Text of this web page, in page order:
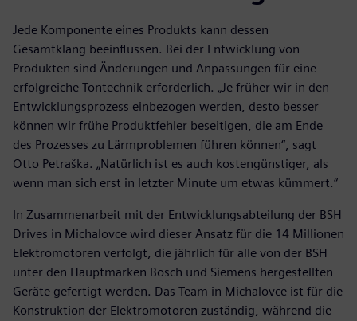
Jede Komponente eines Produkts kann dessen
Gesamtklang beeinflussen. Bei der Entwicklung von
Produkten sind Änderungen und Anpassungen für eine
erfolgreiche Tontechnik erforderlich. „Je früher wir in den
Entwicklungsprozess einbezogen werden, desto besser
können wir frühe Produktfehler beseitigen, die am Ende
des Prozesses zu Lärmproblemen führen können“, sagt
Otto Petraška. „Natürlich ist es auch kostengünstiger, als
wenn man sich erst in letzter Minute um etwas kümmert.“
In Zusammenarbeit mit der Entwicklungsabteilung der BSH
Drives in Michalovce wird dieser Ansatz für die 14 Millionen
Elektromotoren verfolgt, die jährlich für alle von der BSH
unter den Hauptmarken Bosch und Siemens hergestellten
Geräte gefertigt werden. Das Team in Michalovce ist für die
Konstruktion der Elektromotoren zuständig, während die